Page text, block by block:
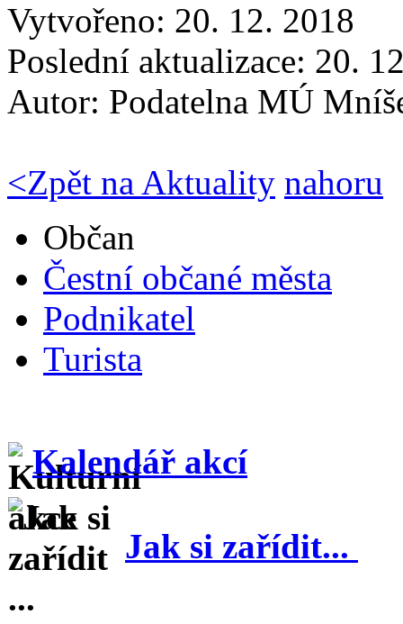
Vytvořeno: 20. 12. 2018
Poslední aktualizace: 20.
Autor: Podatelna MÚ
<Zpět na Aktuality nahoru
Občan
Čestní občané města
Podnikatel
Turista
Kalendář akcí
Jak si zařídit...